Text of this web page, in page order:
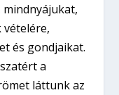
vételére,
és gondjaikat.
a
láttunk az